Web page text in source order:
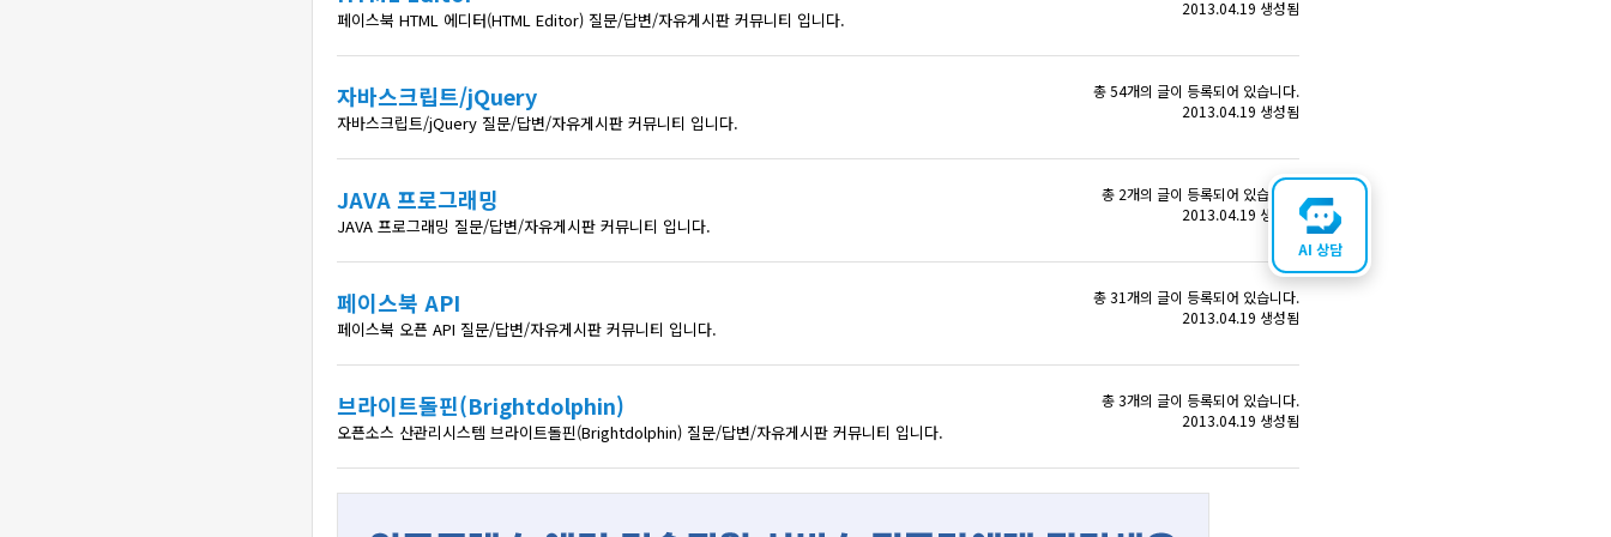
페이스북 HTML 에디터(HTML Editor) 질문/답변/자유게시판 커뮤니티 입니다.
2013.04.19 생성됨
자바스크립트/jQuery
자바스크립트/jQuery 질문/답변/자유게시판 커뮤니티 입니다.
총 54개의 글이 등록되어 있습니다.
2013.04.19 생성됨
JAVA 프로그래밍
JAVA 프로그래밍 질문/답변/자유게시판 커뮤니티 입니다.
총 2개의 글이 등록되어 있습니다.
2013.04.19 생성됨
페이스북 API
페이스북 오픈 API 질문/답변/자유게시판 커뮤니티 입니다.
총 31개의 글이 등록되어 있습니다.
2013.04.19 생성됨
브라이트돌핀(Brightdolphin)
오픈소스 산관리시스템 브라이트돌핀(Brightdolphin) 질문/답변/자유게시판 커뮤니티 입니다.
총 3개의 글이 등록되어 있습니다.
2013.04.19 생성됨
AI 상담